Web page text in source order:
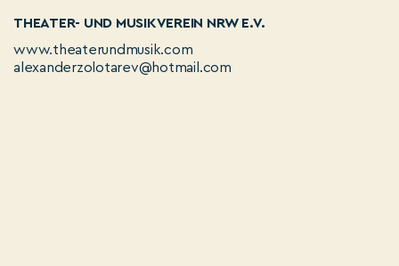
THEATER- UND MUSIKVEREIN NRW E.V.
www.theaterundmusik.com
alexanderzolotarev@hotmail.com